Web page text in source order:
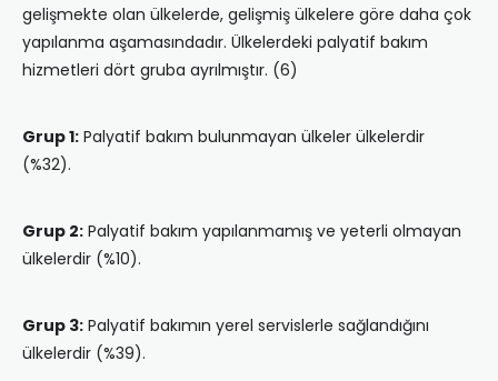
gelişmekte olan ülkelerde, gelişmiş ülkelere göre daha çok
yapılanma aşamasındadır. Ülkelerdeki palyatif bakım
hizmetleri dört gruba ayrılmıştır. (6)
Grup 1: Palyatif bakım bulunmayan ülkeler ülkelerdir
(%32).
Grup 2: Palyatif bakım yapılanmamış ve yeterli olmayan
ülkelerdir (%10).
Grup 3: Palyatif bakımın yerel servislerle sağlandığını
ülkelerdir (%39).